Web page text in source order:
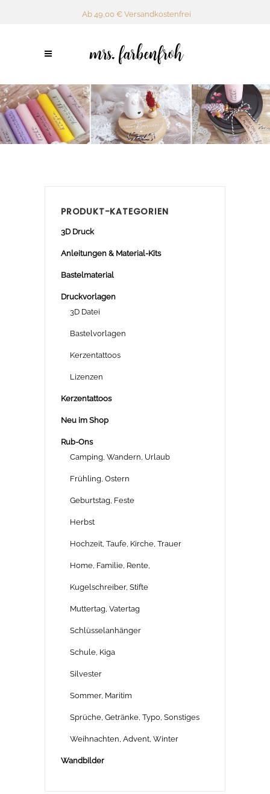
Ab 49,00 € Versandkostenfrei
PRODUKT-KATEGORIEN
3D Druck
Anleitungen & Material-Kits
Bastelmaterial
Druckvorlagen
3D Datei
Bastelvorlagen
Kerzentattoos
Lizenzen
Kerzentattoos
Neu im Shop
Rub-Ons
Camping, Wandern, Urlaub
Frühling, Ostern
Geburtstag, Feste
Herbst
Hochzeit, Taufe, Kirche, Trauer
Home, Familie, Rente,
Kugelschreiber, Stifte
Muttertag, Vatertag
Schlüsselanhänger
Schule, Kiga
Silvester
Sommer, Maritim
Sprüche, Getränke, Typo, Sonstiges
Weihnachten, Advent, Winter
Wandbilder